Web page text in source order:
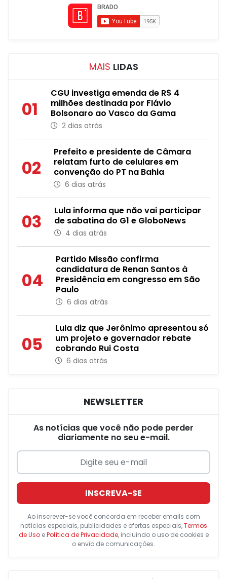
MAIS LIDAS
01
CGU investiga emenda de R$ 4
milhões destinada por Flávio
Bolsonaro ao Vasco da Gama
2 dias atrás
02
Prefeito e presidente de Câmara
relatam furto de celulares em
convenção do PT na Bahia
6 dias atrás
03
Lula informa que não vai participar
de sabatina do G1 e GloboNews
4 dias atrás
04
Partido Missão confirma
candidatura de Renan Santos à
Presidência em congresso em São
Paulo
6 dias atrás
05
Lula diz que Jerônimo apresentou só
um projeto e governador rebate
cobrando Rui Costa
6 dias atrás
NEWSLETTER
As notícias que você não pode perder
diariamente no seu e-mail.
INSCREVA-SE
Ao inscrever-se você concorda em receber emails com
notícias especiais, publicidades e ofertas especiais,Termos
de UsoePolítica de Privacidade, incluindo o uso de cookies e
o envio de comunicações.